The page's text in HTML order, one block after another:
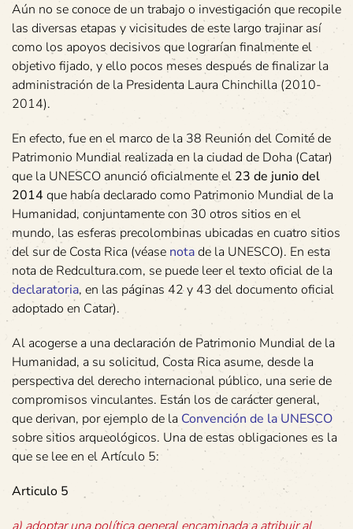
Aún no se conoce de un trabajo o investigación que recopile
las diversas etapas y vicisitudes de este largo trajinar así
como los apoyos decisivos que lograrían finalmente el
objetivo fijado, y ello pocos meses después de finalizar la
administración de la Presidenta Laura Chinchilla (2010-
2014).
En efecto, fue en el marco de la 38 Reunión del Comité de
Patrimonio Mundial realizada en la ciudad de Doha (Catar)
que la UNESCO anunció oficialmente el23 de junio del
2014 que había declarado como Patrimonio Mundial de la
Humanidad, conjuntamente con 30 otros sitios en el
mundo, las esferas precolombinas ubicadas en cuatro sitios
del sur de Costa Rica (véase notade la UNESCO). En esta
nota de Redcultura.com, se puede leer el texto oficial de la
declaratoria, en las páginas 42 y 43 del documento oficial
adoptado en Catar).
Al acogerse a una declaración de Patrimonio Mundial de la
Humanidad, a su solicitud, Costa Rica asume, desde la
perspectiva del derecho internacional público, una serie de
compromisos vinculantes. Están los de carácter general,
que derivan, por ejemplo de la Convención de la UNESCO
sobre sitios arqueológicos. Una de estas obligaciones es la
que se lee en el Artículo 5:
Articulo 5